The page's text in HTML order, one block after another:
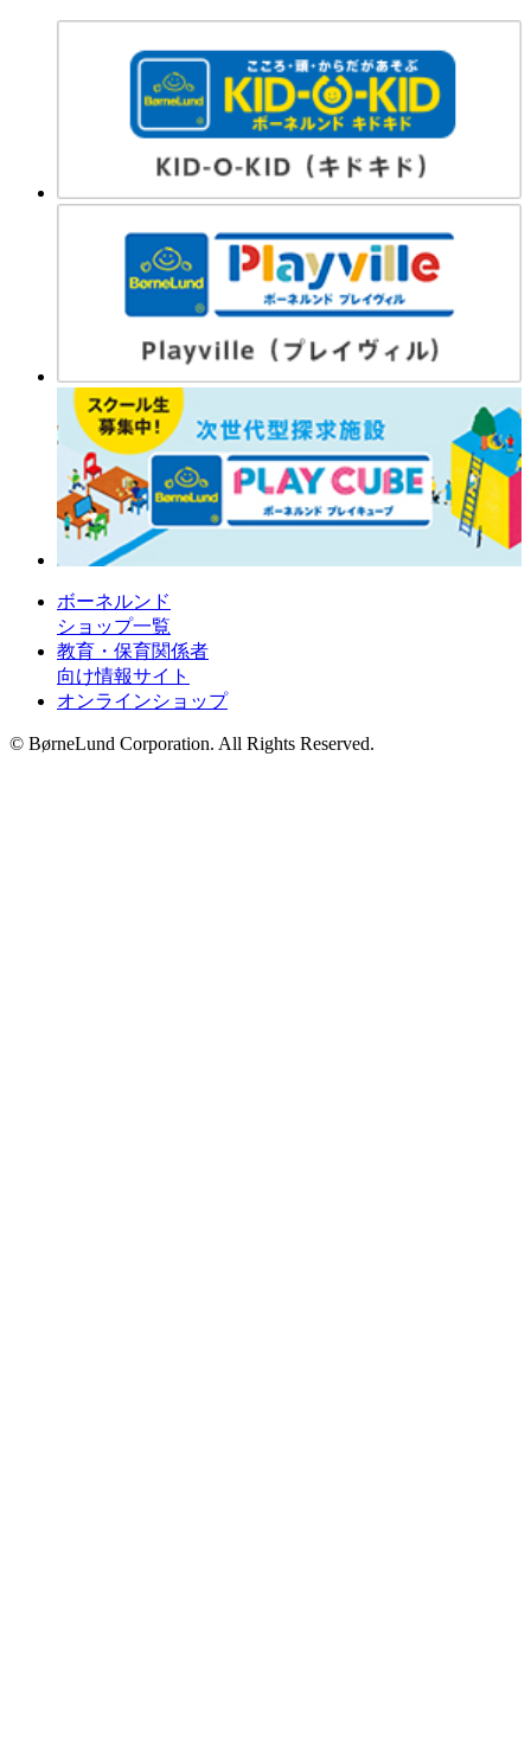
ボーネルンド
ショップ一覧
教育・保育関係者
向け情報サイト
オンラインショップ
© BørneLund Corporation. All Rights Reserved.